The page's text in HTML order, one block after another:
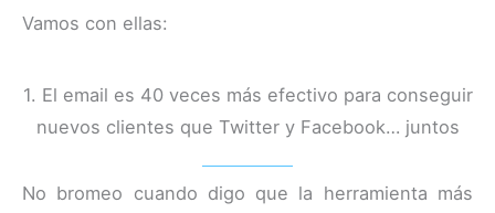
Vamos con ellas:
1. El email es 40 veces más efectivo para conseguir
nuevos clientes que Twitter y Facebook… juntos
No bromeo cuando digo que la herramienta más